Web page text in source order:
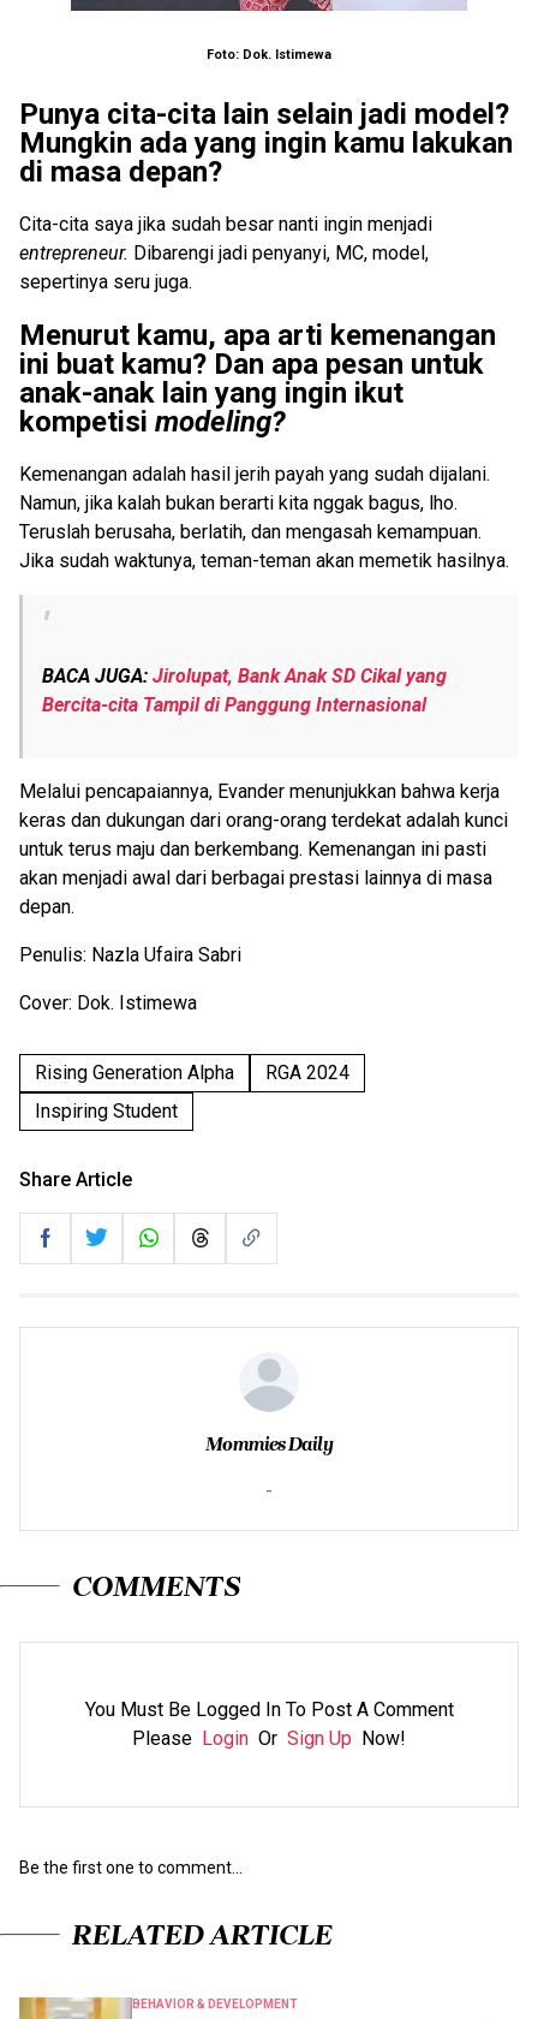
Foto: Dok. Istimewa
Punya cita-cita lain selain jadi model?
Mungkin ada yang ingin kamu lakukan
di masa depan?
Cita-cita saya jika sudah besar nanti ingin menjadi
entrepreneur. Dibarengi jadi penyanyi, MC, model,
sepertinya seru juga.
Menurut kamu, apa arti kemenangan
ini buat kamu? Dan apa pesan untuk
anak-anak lain yang ingin ikut
kompetisi modeling?
Kemenangan adalah hasil jerih payah yang sudah dijalani.
Namun, jika kalah bukan berarti kita nggak bagus, lho.
Teruslah berusaha, berlatih, dan mengasah kemampuan.
Jika sudah waktunya, teman-teman akan memetik hasilnya.
BACA JUGA: Jirolupat, Bank Anak SD Cikal yang
Bercita-cita Tampil di Panggung Internasional
Melalui pencapaiannya, Evander menunjukkan bahwa kerja
keras dan dukungan dari orang-orang terdekat adalah kunci
untuk terus maju dan berkembang. Kemenangan ini pasti
akan menjadi awal dari berbagai prestasi lainnya di masa
depan.
Penulis: Nazla Ufaira Sabri
Cover: Dok. Istimewa
Rising Generation Alpha
RGA 2024
Inspiring Student
Share Article
Mommies Daily
-
COMMENTS
You Must Be Logged In To Post A Comment
Please Login Or Sign Up Now!
Be the first one to comment...
RELATED ARTICLE
BEHAVIOR & DEVELOPMENT